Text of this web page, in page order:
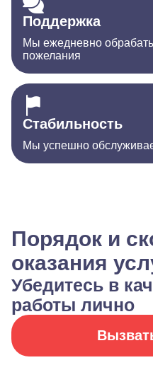
Поддержка
Мы ежедневно
пожелания
Стабильность
Мы успешно
Порядок и
оказания
Убедитесь в
работы лично